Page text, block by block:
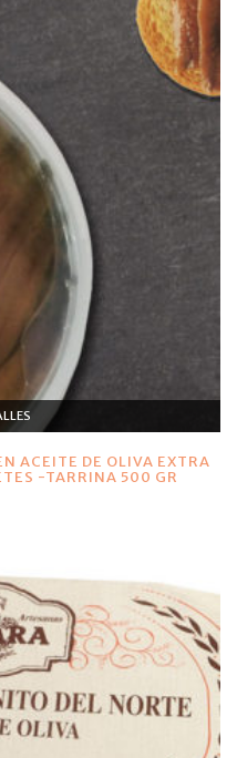
ACEITE DE OLIVA EXTRA
-TARRINA 500 GR